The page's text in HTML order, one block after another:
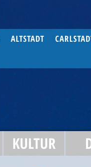
ALTSTADT
KULTUR